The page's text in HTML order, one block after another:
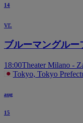
14
vr.
ブルーマングル
18:00Theater Milano -
Tokyo, Tokyo
aug
15